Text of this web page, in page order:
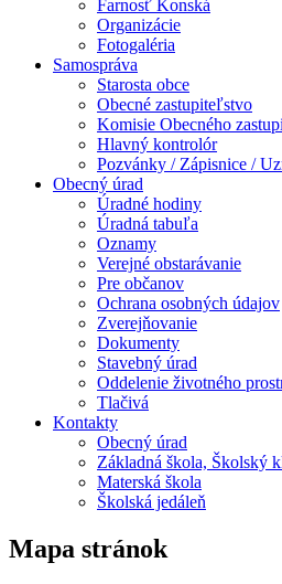
Farnosť Konská
Organizácie
Fotogaléria
Samospráva
Starosta obce
Obecné zastupiteľstvo
Komisie Obecného
Hlavný kontrolór
Pozvánky / Zápisnice /
Obecný úrad
Úradné hodiny
Úradná tabuľa
Oznamy
Verejné obstarávanie
Pre občanov
Ochrana osobných údajov
Zverejňovanie
Dokumenty
Stavebný úrad
Oddelenie životného
Tlačivá
Kontakty
Obecný úrad
Základná škola, Školský
Materská škola
Školská jedáleň
Mapa stránok